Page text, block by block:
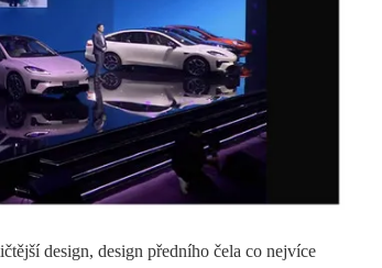
design, design předního čela co nejvíce